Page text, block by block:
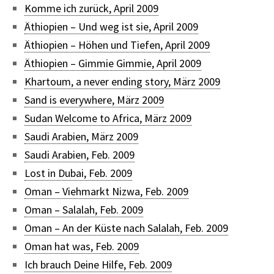
Komme ich zurück, April 2009
Äthiopien – Und weg ist sie, April 2009
Äthiopien – Höhen und Tiefen, April 2009
Äthiopien – Gimmie Gimmie, April 2009
Khartoum, a never ending story, März 2009
Sand is everywhere, März 2009
Sudan Welcome to Africa, März 2009
Saudi Arabien, März 2009
Saudi Arabien, Feb. 2009
Lost in Dubai, Feb. 2009
Oman – Viehmarkt Nizwa, Feb. 2009
Oman – Salalah, Feb. 2009
Oman – An der Küste nach Salalah, Feb. 2009
Oman hat was, Feb. 2009
Ich brauch Deine Hilfe, Feb. 2009